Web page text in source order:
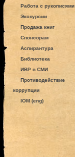
Работа с рукописями
Экскурсии
Продажа книг
Спонсорам
Аспирантура
Библиотека
ИВР в СМИ
Противодействие
коррупции
IOM (eng)